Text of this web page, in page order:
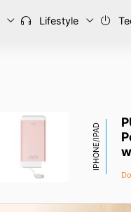
Lifestyle
IPHONE/IPAD